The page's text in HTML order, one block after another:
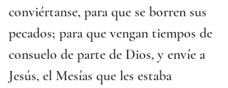
conviértanse, para que se borren sus
pecados; para que vengan tiempos de
consuelo de parte de Dios, y envíe a
Jesús, el Mesías que les estaba